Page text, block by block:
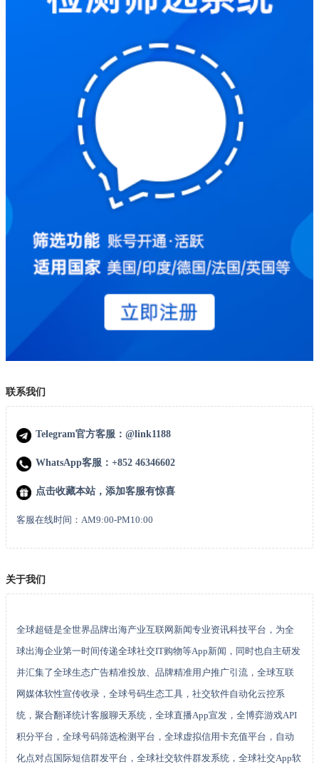
联系我们
Telegram官方客服：@link1188
WhatsApp客服：+852 46346602
点击收藏本站，添加客服有惊喜
客服在线时间：AM9:00-PM10:00
关于我们
全球超链是全世界品牌出海产业互联网新闻专业资讯科技平台，为全
球出海企业第一时间传递全球社交IT购物等App新闻，同时也自主研发
并汇集了全球生态广告精准投放、品牌精准用户推广引流，全球互联
网媒体软性宣传收录，全球号码生态工具，社交软件自动化云控系
统，聚合翻译统计客服聊天系统，全球直播App宣发，全博弈游戏API
积分平台，全球号码筛选检测平台，全球虚拟信用卡充值平台，自动
化点对点国际短信群发平台，全球社交软件群发系统，全球社交App软